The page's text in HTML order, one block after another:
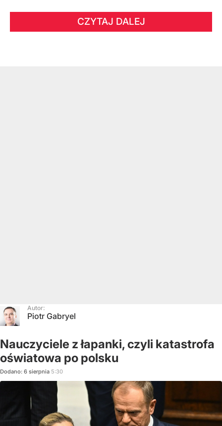
CZYTAJ DALEJ
Autor:
Piotr Gabryel
Nauczyciele z łapanki, czyli katastrofa
oświatowa po polsku
Dodano: 6 sierpnia 5:30